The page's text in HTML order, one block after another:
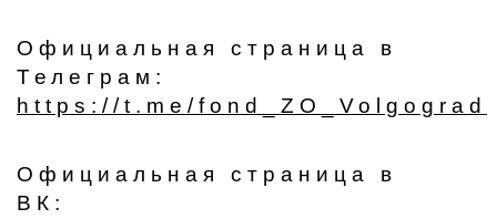
Официальная страница в
Телеграм:
https://t.me/fond_ZO_Volgograd
Официальная страница в
ВК: